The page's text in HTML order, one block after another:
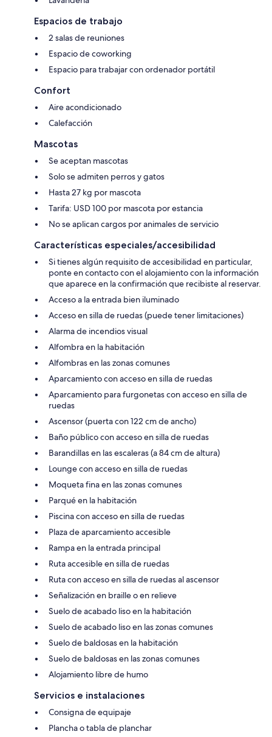
Espacios de trabajo
2 salas de reuniones
Espacio de coworking
Espacio para trabajar con ordenador portátil
Confort
Aire acondicionado
Calefacción
Mascotas
Se aceptan mascotas
Solo se admiten perros y gatos
Hasta 27 kg por mascota
Tarifa: USD 100 por mascota por estancia
No se aplican cargos por animales de servicio
Características especiales/accesibilidad
Si tienes algún requisito de accesibilidad en particular,
ponte en contacto con el alojamiento con la información
que aparece en la confirmación que recibiste al reservar.
Acceso a la entrada bien iluminado
Acceso en silla de ruedas (puede tener limitaciones)
Alarma de incendios visual
Alfombra en la habitación
Alfombras en las zonas comunes
Aparcamiento con acceso en silla de ruedas
Aparcamiento para furgonetas con acceso en silla de
ruedas
Ascensor (puerta con 122 cm de ancho)
Baño público con acceso en silla de ruedas
Barandillas en las escaleras (a 84 cm de altura)
Lounge con acceso en silla de ruedas
Moqueta fina en las zonas comunes
Parqué en la habitación
Piscina con acceso en silla de ruedas
Plaza de aparcamiento accesible
Rampa en la entrada principal
Ruta accesible en silla de ruedas
Ruta con acceso en silla de ruedas al ascensor
Señalización en braille o en relieve
Suelo de acabado liso en la habitación
Suelo de acabado liso en las zonas comunes
Suelo de baldosas en la habitación
Suelo de baldosas en las zonas comunes
Alojamiento libre de humo
Servicios e instalaciones
Consigna de equipaje
Plancha o tabla de planchar